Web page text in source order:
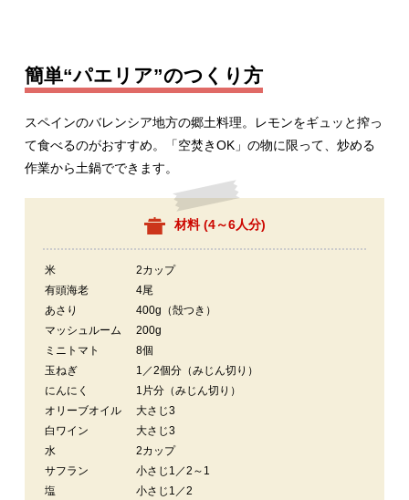
簡単“パエリア”のつくり方
スペインのバレンシア地方の郷土料理。レモンをギュッと搾っ
て食べるのがおすすめ。「空焚きOK」の物に限って、炒める
作業から土鍋でできます。
材料 (4～6人分)
米
2カップ
有頭海老
4尾
あさり
400g（殻つき）
マッシュルーム
200g
ミニトマト
8個
玉ねぎ
1／2個分（みじん切り）
にんにく
1片分（みじん切り）
オリーブオイル
大さじ3
白ワイン
大さじ3
水
2カップ
サフラン
小さじ1／2～1
塩
小さじ1／2